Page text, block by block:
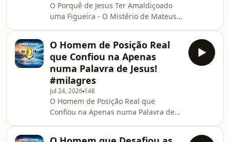
O Porquê de Jesus Ter Amaldiçoado
uma Figueira - O Mistério de Mateus
O Homem de Posição Real
que Confiou na Apenas
numa Palavra de Jesus!
#milagres
jul 24, 2026 148
O Homem de Posição Real que
Confiou na Apenas numa Palavra de